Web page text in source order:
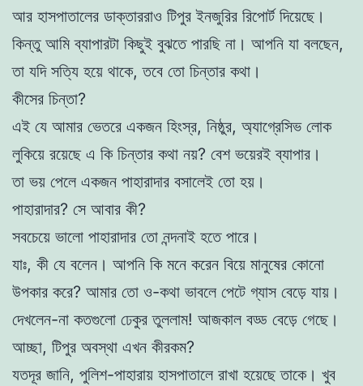
আর হাসপাতালের ডাক্তাররাও টিপুর ইনজুরির রিপোর্ট দিয়েছে।
কিন্তু আমি ব্যাপারটা কিছুই বুঝতে পারছি না। আপনি যা বলছেন,
তা যদি সত্যি হয়ে থাকে, তবে তো চিন্তার কথা।
কীসের চিন্তা?
এই যে আমার ভেতরে একজন হিংস্র, নিষ্ঠুর, অ্যাগ্রেসিভ লোক
লুকিয়ে রয়েছে এ কি চিন্তার কথা নয়? বেশ ভয়েরই ব্যাপার।
তা ভয় পেলে একজন পাহারাদার বসালেই তো হয়।
পাহারাদার? সে আবার কী?
সবচেয়ে ভালো পাহারাদার তো নন্দনাই হতে পারে।
যাঃ, কী যে বলেন। আপনি কি মনে করেন বিয়ে মানুষের কোনো
উপকার করে? আমার তো ও-কথা ভাবলে পেটে গ্যাস বেড়ে যায়।
দেখলেন-না কতগুলো ঢেকুর তুললাম! আজকাল বড্ড বেড়ে গেছে।
আচ্ছা, টিপুর অবস্থা এখন কীরকম?
যতদূর জানি, পুলিশ-পাহারায় হাসপাতালে রাখা হয়েছে তাকে। খুব